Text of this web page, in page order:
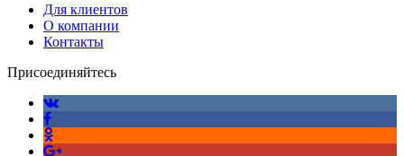
Для клиентов
О компании
Контакты
Присоединяйтесь